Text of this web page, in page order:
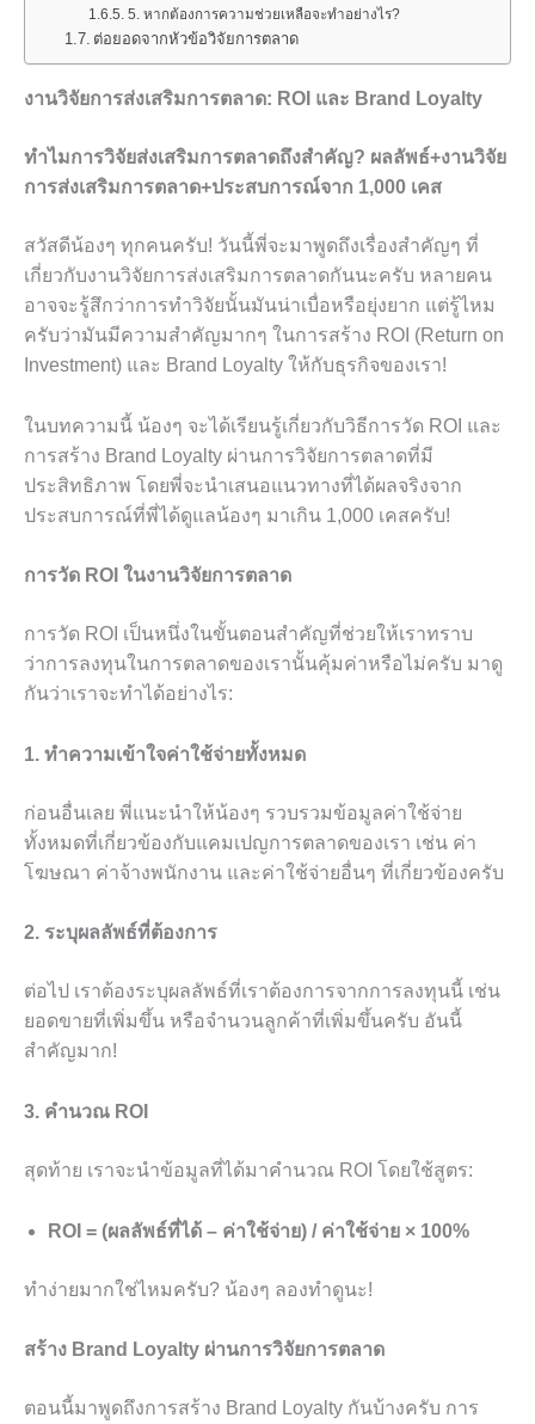
5. หากต้องการความช่วยเหลือจะทำอย่างไร?
ต่อยอดจากหัวข้อวิจัยการตลาด
งานวิจัยการส่งเสริมการตลาด: ROI และ Brand Loyalty
ทำไมการวิจัยส่งเสริมการตลาดถึงสำคัญ? ผลลัพธ์+งานวิจัย
การส่งเสริมการตลาด+ประสบการณ์จาก 1,000 เคส
สวัสดีน้องๆ ทุกคนครับ! วันนี้พี่จะมาพูดถึงเรื่องสำคัญๆ ที่
เกี่ยวกับงานวิจัยการส่งเสริมการตลาดกันนะครับ หลายคน
อาจจะรู้สึกว่าการทำวิจัยนั้นมันน่าเบื่อหรือยุ่งยาก แต่รู้ไหม
ครับว่ามันมีความสำคัญมากๆ ในการสร้าง ROI (Return on
Investment) และ Brand Loyalty ให้กับธุรกิจของเรา!
ในบทความนี้ น้องๆ จะได้เรียนรู้เกี่ยวกับวิธีการวัด ROI และ
การสร้าง Brand Loyalty ผ่านการวิจัยการตลาดที่มี
ประสิทธิภาพ โดยพี่จะนำเสนอแนวทางที่ได้ผลจริงจาก
ประสบการณ์ที่พี่ได้ดูแลน้องๆ มาเกิน 1,000 เคสครับ!
การวัด ROI ในงานวิจัยการตลาด
การวัด ROI เป็นหนึ่งในขั้นตอนสำคัญที่ช่วยให้เราทราบ
ว่าการลงทุนในการตลาดของเรานั้นคุ้มค่าหรือไม่ครับ มาดู
กันว่าเราจะทำได้อย่างไร:
1. ทำความเข้าใจค่าใช้จ่ายทั้งหมด
ก่อนอื่นเลย พี่แนะนำให้น้องๆ รวบรวมข้อมูลค่าใช้จ่าย
ทั้งหมดที่เกี่ยวข้องกับแคมเปญการตลาดของเรา เช่น ค่า
โฆษณา ค่าจ้างพนักงาน และค่าใช้จ่ายอื่นๆ ที่เกี่ยวข้องครับ
2. ระบุผลลัพธ์ที่ต้องการ
ต่อไป เราต้องระบุผลลัพธ์ที่เราต้องการจากการลงทุนนี้ เช่น
ยอดขายที่เพิ่มขึ้น หรือจำนวนลูกค้าที่เพิ่มขึ้นครับ อันนี้
สำคัญมาก!
3. คำนวณ ROI
สุดท้าย เราจะนำข้อมูลที่ได้มาคำนวณ ROI โดยใช้สูตร:
ROI = (ผลลัพธ์ที่ได้ – ค่าใช้จ่าย) / ค่าใช้จ่าย × 100%
ทำง่ายมากใช่ไหมครับ? น้องๆ ลองทำดูนะ!
สร้าง Brand Loyalty ผ่านการวิจัยการตลาด
ตอนนี้มาพูดถึงการสร้าง Brand Loyalty กันบ้างครับ การ